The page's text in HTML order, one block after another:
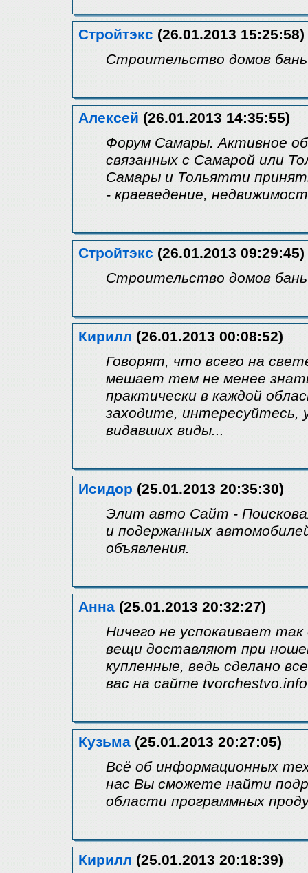
Стройтэкс (26.01.2013 15:25:58)
Строительство домов
Алексей (26.01.2013 14:35:55)
Форум Самары. Активное
связанных с Самарой или
Самары и Тольятти
- краеведение,
Стройтэкс (26.01.2013 09:29:45)
Строительство домов
Кирилл (26.01.2013 00:08:52)
Говорят, что всего на
мешает тем не менее
практически в каждой
заходите, интересуйтесь,
видавших виды...
Исидор (25.01.2013 20:35:30)
Элит авто Сайт -
и подержанных
объявления.
Анна (25.01.2013 20:32:27)
Ничего не успокаивает
вещи доставляют при
купленные, ведь сделано
вас на сайте
Кузьма (25.01.2013 20:27:05)
Всё об информационных
нас Вы сможете найти
области программных
Кирилл (25.01.2013 20:18:39)